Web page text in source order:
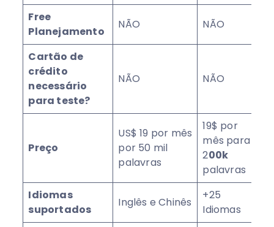
Free
Planejamento
NÃO NÃO
Cartão de
crédito
necessário
para teste?
NÃO NÃO
Preço
US$ 19 por mês
por 50 mil
palavras
19$ por
mês para
200k
palavras
Idiomas
suportados
Inglês e Chinês
+25
Idiomas